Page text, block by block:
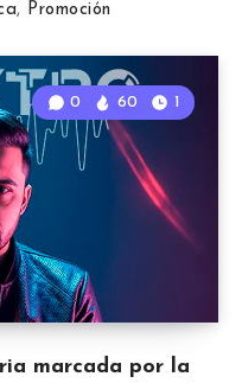
, Promoción
marcada por la
0 60 1